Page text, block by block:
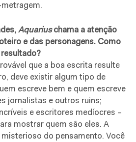
Aquariuschama a atenção
e das personagens. Como
que a boa escrita resulte
deve existir algum tipo de
escreve bem e quem escreve
jornalistas e outros ruins;
e escritores medíocres –
mostrar quem são eles. A
do pensamento. Você